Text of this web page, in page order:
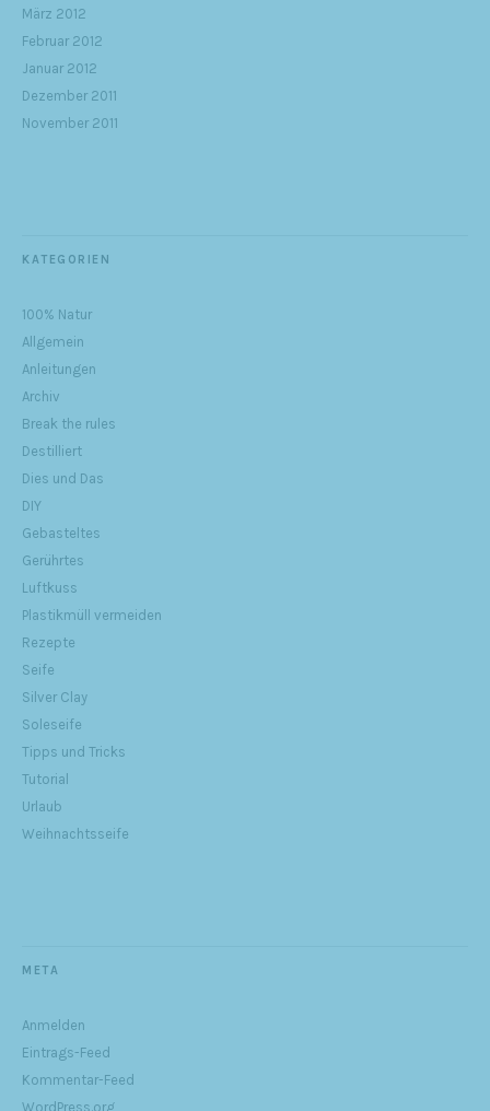
März 2012
Februar 2012
Januar 2012
Dezember 2011
November 2011
KATEGORIEN
100% Natur
Allgemein
Anleitungen
Archiv
Break the rules
Destilliert
Dies und Das
DIY
Gebasteltes
Gerührtes
Luftkuss
Plastikmüll vermeiden
Rezepte
Seife
Silver Clay
Soleseife
Tipps und Tricks
Tutorial
Urlaub
Weihnachtsseife
META
Anmelden
Eintrags-Feed
Kommentar-Feed
WordPress.org